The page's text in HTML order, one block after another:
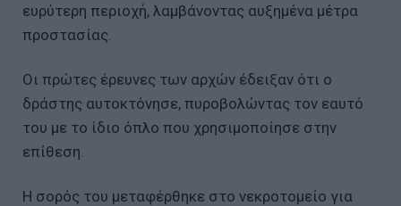
ευρύτερη περιοχή, λαμβάνοντας αυξημένα μέτρα
προστασίας.
Οι πρώτες έρευνες των αρχών έδειξαν ότι ο
δράστης αυτοκτόνησε, πυροβολώντας τον εαυτό
του με το ίδιο όπλο που χρησιμοποίησε στην
επίθεση.
Η σορός του μεταφέρθηκε στο νεκροτομείο για